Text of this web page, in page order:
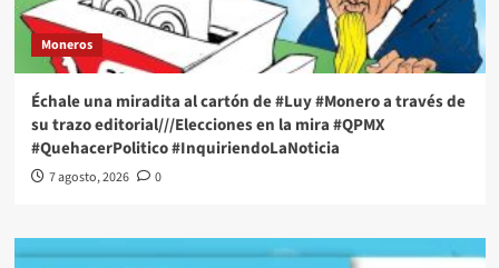
Moneros
Échale una miradita al cartón de #Luy #Monero a través de
su trazo editorial///Elecciones en la mira #QPMX
#QuehacerPolitico #InquiriendoLaNoticia
7 agosto, 2026 0